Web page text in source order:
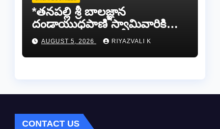
*తనపల్లి శ్రీ బాలజ్ఞాన
దండాయుధపాణి స్వామివారికి
పట్టువస్త్రాలు సమర్పించిన తుడా
ఛైర్మన్ డాక్టర్ డాలర్స్ దివాకర్
రెడ్డి…
AUGUST 5, 2026 RIYAZVALI K
CONTACT US